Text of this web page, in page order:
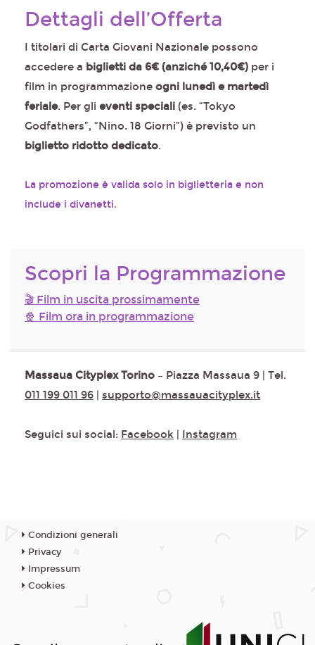
Dettagli dell’Offerta
I titolari di Carta Giovani Nazionale possono
accedere a biglietti da 6€ (anziché 10,40€) per i
film in programmazione ogni lunedì e martedì
feriale. Per gli eventi speciali (es. “Tokyo
Godfathers”, “Nino. 18 Giorni”) è previsto un
biglietto ridotto dedicato.
La promozione è valida solo in biglietteria e non
include i divanetti.
Scopri la Programmazione
🎬 Film in uscita prossimamente
🍿 Film ora in programmazione
Massaua Cityplex Torino – Piazza Massaua 9 | Tel.
011 199 011 96 | supporto@massauacityplex.it
Seguici sui social: Facebook | Instagram
Condizioni generali
Privacy
Impressum
Cookies